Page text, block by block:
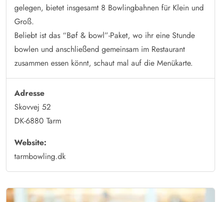
gelegen, bietet insgesamt 8 Bowlingbahnen für Klein und
Groß.
Beliebt ist das “Bøf & bowl”-Paket, wo ihr eine Stunde
bowlen und anschließend gemeinsam im Restaurant
zusammen essen könnt, schaut mal auf die Menükarte.
Adresse
Skovvej 52
DK-6880 Tarm
Website:
tarmbowling.dk